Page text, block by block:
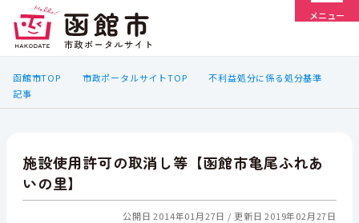
メニュー
函館市TOP 市政ポータルサイトTOP
不利益処分に係る処分基準
記事
施設使用許可の取消し等【函館市亀尾ふれあ
いの里】
公開日 2014年01月27日 更新日 2019年02月27日